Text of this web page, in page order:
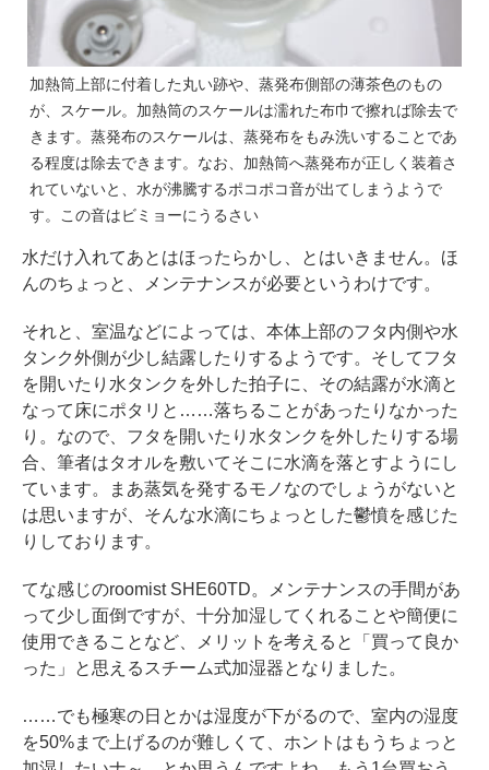
加熱筒上部に付着した丸い跡や、蒸発布側部の薄茶色のもの
が、スケール。加熱筒のスケールは濡れた布巾で擦れば除去で
きます。蒸発布のスケールは、蒸発布をもみ洗いすることであ
る程度は除去できます。なお、加熱筒へ蒸発布が正しく装着さ
れていないと、水が沸騰するポコポコ音が出てしまうようで
す。この音はビミョーにうるさい
水だけ入れてあとはほったらかし、とはいきません。ほ
んのちょっと、メンテナンスが必要というわけです。
それと、室温などによっては、本体上部のフタ内側や水
タンク外側が少し結露したりするようです。そしてフタ
を開いたり水タンクを外した拍子に、その結露が水滴と
なって床にポタリと……落ちることがあったりなかった
り。なので、フタを開いたり水タンクを外したりする場
合、筆者はタオルを敷いてそこに水滴を落とすようにし
ています。まあ蒸気を発するモノなのでしょうがないと
は思いますが、そんな水滴にちょっとした鬱憤を感じた
りしております。
てな感じのroomist SHE60TD。メンテナンスの手間があ
って少し面倒ですが、十分加湿してくれることや簡便に
使用できることなど、メリットを考えると「買って良か
った」と思えるスチーム式加湿器となりました。
……でも極寒の日とかは湿度が下がるので、室内の湿度
を50%まで上げるのが難しくて、ホントはもうちょっと